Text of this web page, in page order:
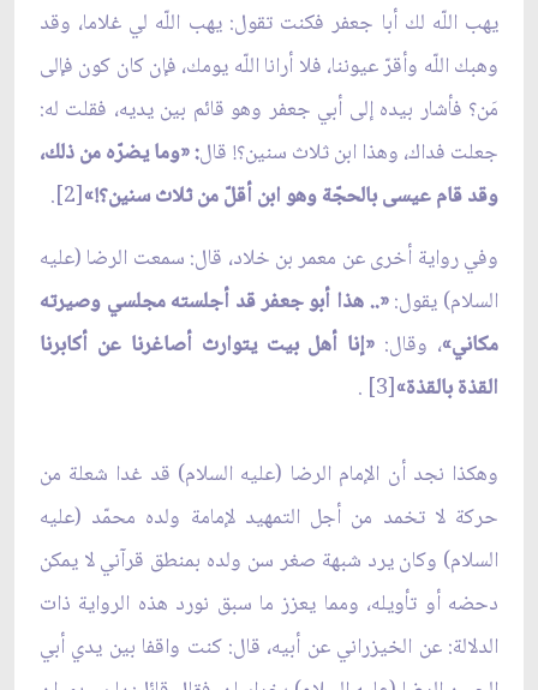
يهب اللّه لك أبا جعفر فكنت تقول: يهب اللّه لي غلاما، وقد
وهبك اللّه وأقرّ عيوننا، فلا أرانا اللّه يومك، فإن كان كون فإلى
مَن؟ فأشار بيده إلى أبي جعفر وهو قائم بين يديه، فقلت له:
جعلت فداك، وهذا ابن ثلاث سنين؟! قال: «وما يضرّه من ذلك،
وقد قام عيسى بالحجّة وهو ابن أقلّ من ثلاث سنين؟!»[2].
وفي رواية أخرى عن معمر بن خلاد، قال: سمعت الرضا (عليه
السلام) يقول:«.. هذا أبو جعفر قد أجلسته مجلسي وصيرته
مكاني»، وقال: «إنا أهل بيت يتوارث أصاغرنا عن أكابرنا
القذة بالقذة»[3] .
وهكذا نجد أن الإمام الرضا (عليه السلام) قد غدا شعلة من
حركة لا تخمد من أجل التمهيد لإمامة ولده محمّد (عليه
السلام) وكان يرد شبهة صغر سن ولده بمنطق قرآني لا يمكن
دحضه أو تأويله، ومما يعزز ما سبق نورد هذه الرواية ذات
الدلالة: عن الخيزراني عن أبيه، قال: كنت واقفا بين يدي أبي